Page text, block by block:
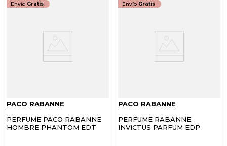
Envío Gratis
PACO RABANNE
PERFUME PACO RABANNE
HOMBRE PHANTOM EDT
Envío Gratis
PACO RABANNE
PERFUME RABANNE
INVICTUS PARFUM EDP